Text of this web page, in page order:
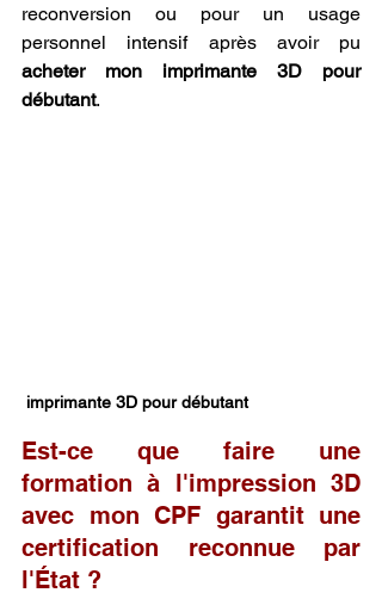
reconversion ou pour un usage
acheter mon imprimante 3D pour
débutant.
imprimante 3D pour débutant
Est-ce que faire une
formation à l'impression 3D
avec mon CPF garantit une
certification reconnue par
l'État ?